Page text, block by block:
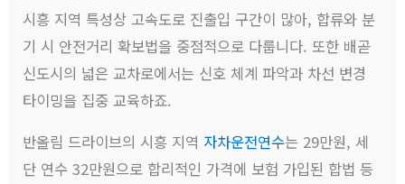
시흥 지역 특성상 고속도로 진출입 구간이 많아, 합류와 분
기 시 안전거리 확보법을 중점적으로 다룹니다. 또한 배곧
신도시의 넓은 교차로에서는 신호 체계 파악과 차선 변경
타이밍을 집중 교육하죠.
반올림 드라이브의 시흥 지역 자차운전연수는 29만원, 세
단 연수 32만원으로 합리적인 가격에 보험 가입된 합법 등